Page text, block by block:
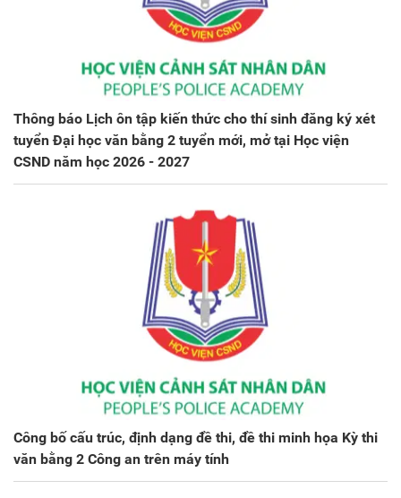
Thông báo Lịch ôn tập kiến thức cho thí sinh đăng ký xét
tuyển Đại học văn bằng 2 tuyển mới, mở tại Học viện
CSND năm học 2026 - 2027
Công bố cấu trúc, định dạng đề thi, đề thi minh họa Kỳ thi
văn bằng 2 Công an trên máy tính